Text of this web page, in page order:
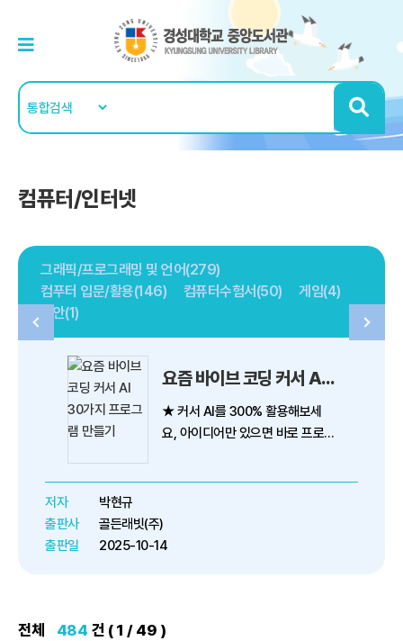
컴퓨터/인터넷
그래픽/프로그래밍 및 언어(279)
컴푸터 입문/활용(146)
컴퓨터수험서(50)
게임(4)
보안(1)
요즘 바이브 코딩 커서 AI 30가지 프로그램 만들기
★ 커서 AI를 300% 활용해보세
요, 아이디어만 있으면 바로 프로그
라도 바로 시작할 수 있
저자
박현규
출판사
골든래빗(주)
출판일
2025-10-14
전체 484 건 ( 1 / 49 )